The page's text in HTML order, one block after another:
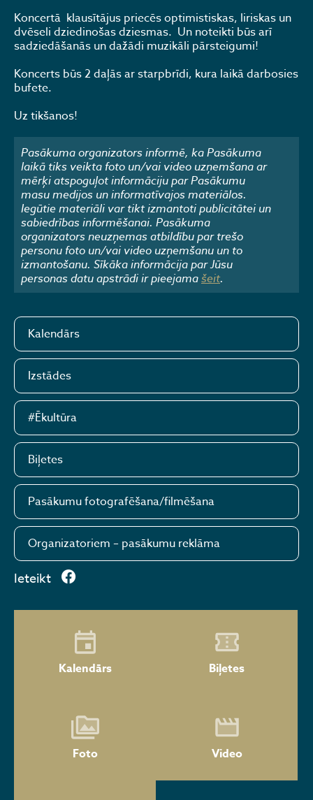
Koncertā klausītājus priecēs optimistiskas, liriskas un
dvēseli dziedinošas dziesmas. Un noteikti būs arī
sadziedāšanās un dažādi muzikāli pārsteigumi!
Koncerts būs 2 daļās ar starpbrīdi, kura laikā darbosies
bufete.
Uz tikšanos!
Pasākuma organizators informē, ka Pasākuma
laikā tiks veikta foto un/vai video uzņemšana ar
mērķi atspoguļot informāciju par Pasākumu
masu medijos un informatīvajos materiālos.
Iegūtie materiāli var tikt izmantoti publicitātei un
sabiedrības informēšanai. Pasākuma
organizators neuzņemas atbildību par trešo
personu foto un/vai video uzņemšanu un to
izmantošanu. Sīkāka informācija par Jūsu
personas datu apstrādi ir pieejamašeit.
Kalendārs
Izstādes
#Ēkultūra
Biļetes
Pasākumu fotografēšana/filmēšana
Organizatoriem – pasākumu reklāma
Ieteikt
Kalendārs Biļetes
Foto Video